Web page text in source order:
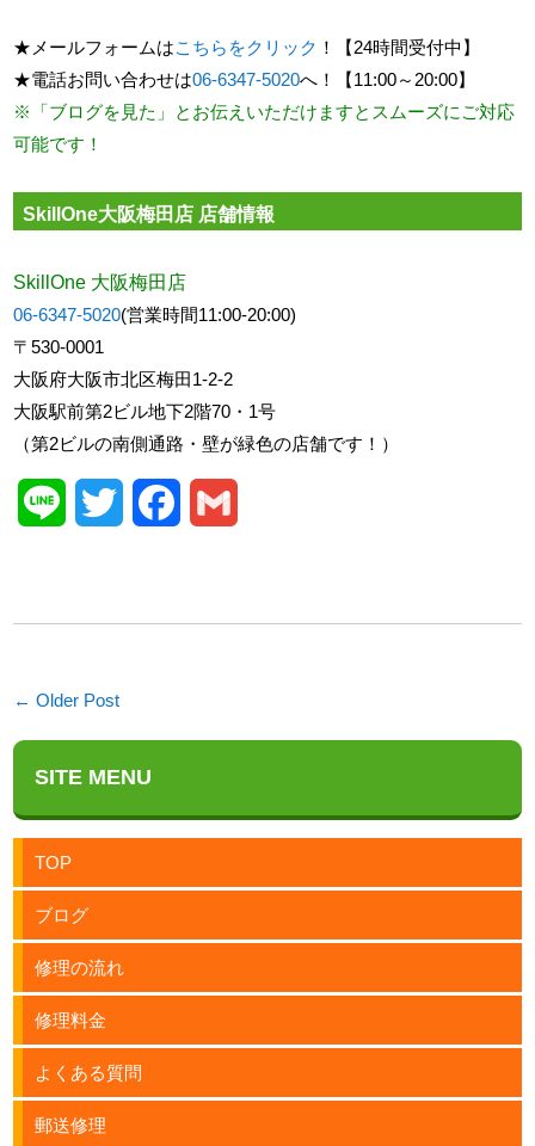
SITE MENU
TOP
ブログ
修理の流れ
修理料金
よくある質問
郵送修理
★メールフォームはこちらをクリック ！【24時間受付中】
★電話お問い合わせは06-6347-5020へ！【11:00～20:00】
※「ブログを見た」とお伝えいただけますとスムーズにご対応
可能です！
SkillOne大阪梅田店 店舗情報
SkillOne 大阪梅田店
06-6347-5020(営業時間11:00-20:00)
〒530-0001
大阪府大阪市北区梅田1-2-2
大阪駅前第2ビル地下2階70・1号
（第2ビルの南側通路・壁が緑色の店舗です！）
Line Twitter Facebook
← Older Post